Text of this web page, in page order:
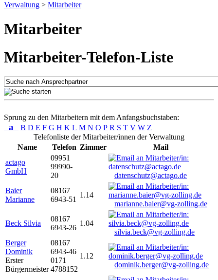
Verwaltung > Mitarbeiter
Mitarbeiter
Mitarbeiter-Telefon-Liste
Sprung zu den Mitarbeitern mit dem Anfangsbuchstaben:
a B D E F G H K L M N O P R S T V W Z
Telefonliste der Mitarbeiter/innen der Verwaltung
Name
Telefon Zimmer
Mail
actago
GmbH
09951
99990-
20
datenschutz@actago.de
Baier
Marianne
08167
6943-51
1.14
marianne.baier@vg-zolling.de
Beck Silvia
08167
6943-26
1.04
silvia.beck@vg-zolling.de
Berger
Dominik
Erster
Bürgermeister
08167
6943-46
0171
4788152
1.12
dominik.berger@vg-zolling.de